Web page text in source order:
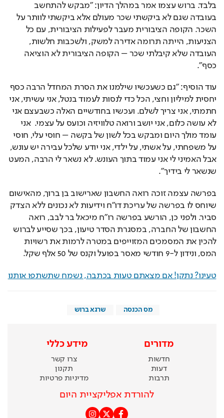
בלבד. ברוש עצמו אמר במהלך הדיון: "מבקש להתחשב
בעובדה שגם לא ביקשתי שכר מעולם אלא ביקשתי לוותר על
השכר. הקופה הציבורית מעבר לפעילות הציבורית, עם כל
הצניעות, הייתה תרומה אדירה למשק, ולשכבות חלשות,
העובדה שלא קיבלתי שכר – הקופה הציבורית לא הוציאה
כסף".
עוד הוסיף: "גם כשעכשיו שילמנו את הסרת המחדל הרבה כסף
יחסית למיליון וחצי, הכל כדי לנסות לעמוד בנטל, אני עשיתי, אני
חתמתי, אני צריך לשלם. ועכשיו בחודשיים האלה כשבעצם אני
לא עושה כלום, אני יושב ורואה טלוויזיה וכועס על עצמי.  אני
עומד מולך היום ומבקש בכל לשון של בקשה – חוסי עלי, חוסי
על משפחתי, על אשתי, על ילדי, אני יודע שלכל עבירה יש עונש,
אבל האמיני לי אני עמוד בתוך העונש. לא נשאר לי הרבה, המעט
שנשאר לי בידיך".
בפרשה עצמה זוכה רואה החשבון שארישוב בן ברוך, מהאישום
שיוחס לו בפרשה של עריכת דו"ח וידיעות לא נכונים ללא הצדק
סביר. ולפני כן, הורשע בפרשה רו"ח מיכאל בר לבב, רואה
החשבון של החברה, במסגרת הסדר טיעון, בכך שסייע לברוש
להכין את המסמכים המזוייפים במטרה לרמות את רשויות
המס, ונידון ל-9 חודשי מאסר בפועל וקנס של 50 אלף שקל.
טעינו? נתקן! אם מצאתם טעות בכתבה, נשמח שתשתפו אותנו
מס הכנסה שרגא ברוש
מדורים
חדשות
דעות
תרבות
מידע כללי
צרו קשר
תקנון
מדיניות פרטיות
להורדת אפליקציית היום